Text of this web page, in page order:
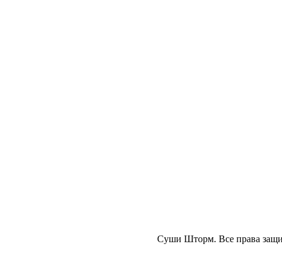
Суши Шторм. Все права